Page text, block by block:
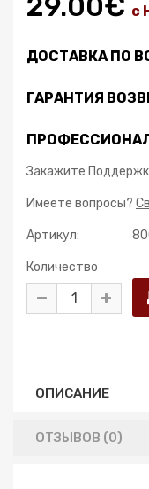
с
ДОСТАВКА ПО
ГАРАНТИЯ
Закажите
Имеете вопросы?
Артикул:
Количество
ОПИСАНИЕ
ОТЗЫВОВ (0)